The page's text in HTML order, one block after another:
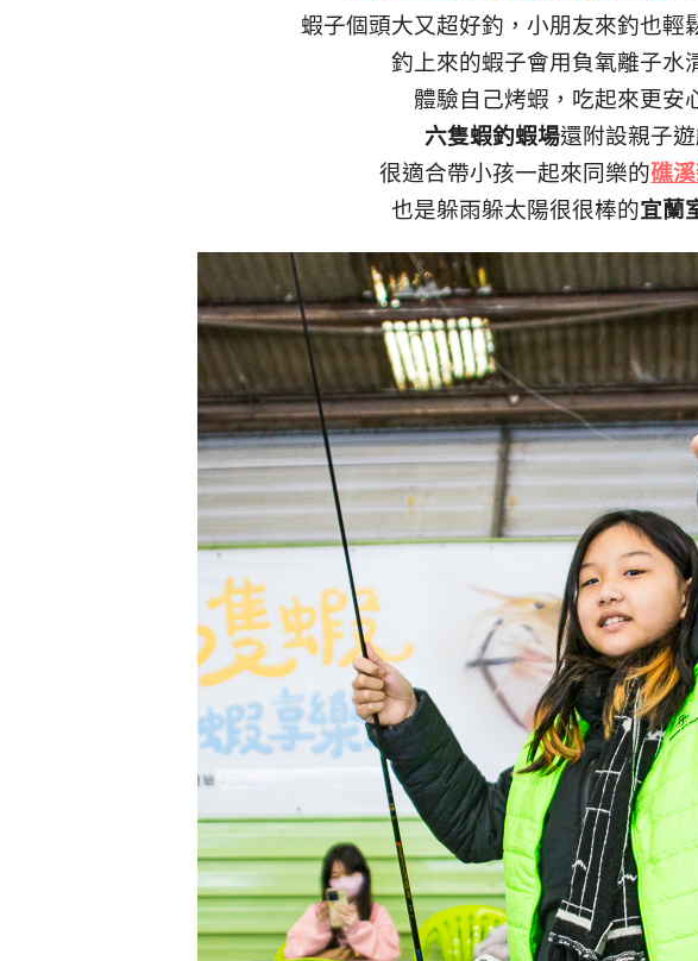
蝦子個頭大又超好釣，小朋友來釣也輕
釣上來的蝦子會用負氧離子水
體驗自己烤蝦，吃起來更安
六隻蝦釣蝦場還附設親子遊
很適合帶小孩一起來同樂的礁
也是躲雨躲太陽很很棒的宜蘭